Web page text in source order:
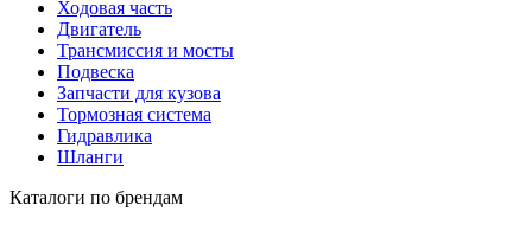
Ходовая часть
Двигатель
Трансмиссия и мосты
Подвеска
Запчасти для кузова
Тормозная система
Гидравлика
Шланги
Каталоги по брендам